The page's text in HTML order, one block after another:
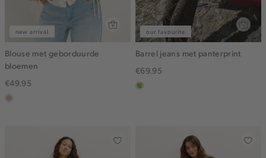
new arrival
Blouse met geborduurde
bloemen
€49.95
lichtzand
our favourite
Barrel jeans met panterprint
€69.95
meerkleurig